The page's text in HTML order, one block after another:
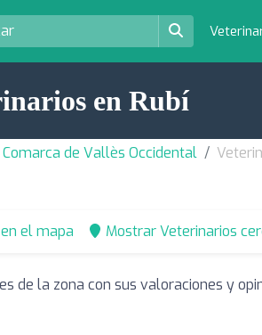
en Rubí
de Vallès Occidental
el mapa Mostrar Veterinarios
de la zona con sus valoraciones y